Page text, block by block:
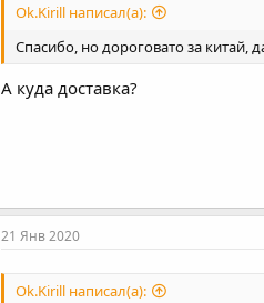
n
s
:
Ok.Kirill написал(а):
Спасибо, но дороговато за китай,
А куда доставка?
21 Янв 2020
Ok.Kirill написал(а):